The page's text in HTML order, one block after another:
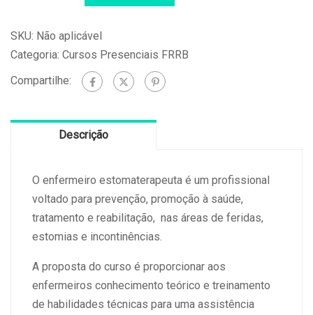
Graduação
Estomaterapia
quantidade
SKU: Não aplicável
Categoria: Cursos Presenciais FRRB
Compartilhe:
Descrição
O enfermeiro estomaterapeuta é um profissional
voltado para prevenção, promoção à saúde,
tratamento e reabilitação, nas áreas de feridas,
estomias e incontinências.
A proposta do curso é proporcionar aos
enfermeiros conhecimento teórico e treinamento
de habilidades técnicas para uma assistência